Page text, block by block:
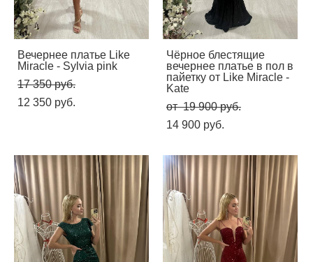
Вечернее платье Like
Miracle - Sylvia pink
17 350 pуб.
12 350 pуб.
Чёрное блестящие
вечернее платье в пол в
пайетку от Like Miracle -
Kate
от 19 900 pуб.
14 900 pуб.